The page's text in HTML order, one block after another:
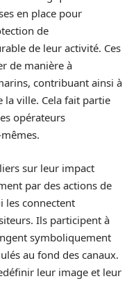
en place pour
de
de leur activité. Ces
de manière à
contribuant ainsi à
ville. Cela fait partie
opérateurs
sur leur impact
par des actions de
les connectent
Ils participent à
symboliquement
au fond des canaux.
leur image et leur